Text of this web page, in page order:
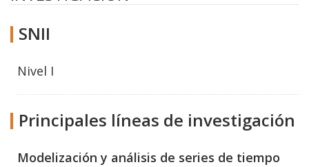
SNII
Nivel I
Principales líneas de investigación
Modelización y análisis de series de tiempo